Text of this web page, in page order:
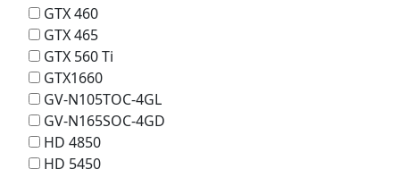
GTX 460
GTX 465
GTX 560 Ti
GTX1660
GV-N105TOC-4GL
GV-N165SOC-4GD
HD 4850
HD 5450